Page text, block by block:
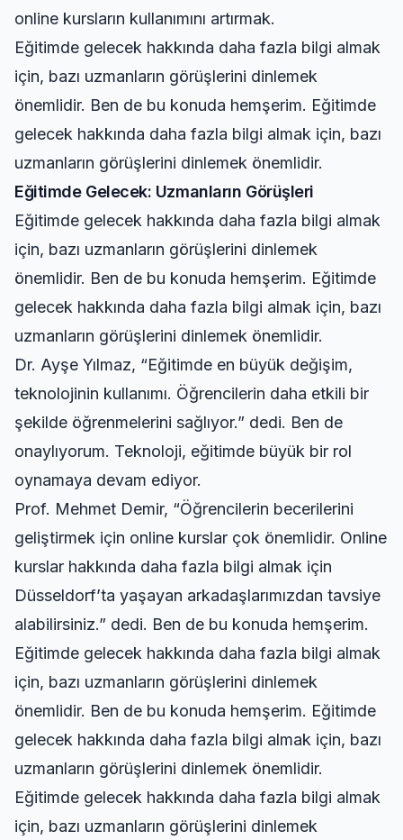
online kursların kullanımını artırmak.
Eğitimde gelecek hakkında daha fazla bilgi almak
için, bazı uzmanların görüşlerini dinlemek
önemlidir. Ben de bu konuda hemşerim. Eğitimde
gelecek hakkında daha fazla bilgi almak için, bazı
uzmanların görüşlerini dinlemek önemlidir.
Eğitimde Gelecek: Uzmanların Görüşleri
Eğitimde gelecek hakkında daha fazla bilgi almak
için, bazı uzmanların görüşlerini dinlemek
önemlidir. Ben de bu konuda hemşerim. Eğitimde
gelecek hakkında daha fazla bilgi almak için, bazı
uzmanların görüşlerini dinlemek önemlidir.
Dr. Ayşe Yılmaz, “Eğitimde en büyük değişim,
teknolojinin kullanımı. Öğrencilerin daha etkili bir
şekilde öğrenmelerini sağlıyor.” dedi. Ben de
onaylıyorum. Teknoloji, eğitimde büyük bir rol
oynamaya devam ediyor.
Prof. Mehmet Demir, “Öğrencilerin becerilerini
geliştirmek için online kurslar çok önemlidir. Online
kurslar hakkında daha fazla bilgi almak için
Düsseldorf’ta yaşayan arkadaşlarımızdan tavsiye
alabilirsiniz.” dedi. Ben de bu konuda hemşerim.
Eğitimde gelecek hakkında daha fazla bilgi almak
için, bazı uzmanların görüşlerini dinlemek
önemlidir. Ben de bu konuda hemşerim. Eğitimde
gelecek hakkında daha fazla bilgi almak için, bazı
uzmanların görüşlerini dinlemek önemlidir.
Eğitimde gelecek hakkında daha fazla bilgi almak
için, bazı uzmanların görüşlerini dinlemek